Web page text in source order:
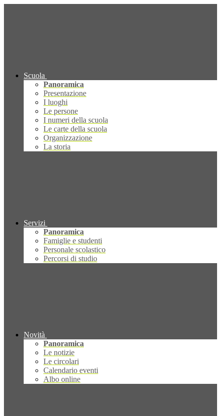
Scuola
Panoramica
Presentazione
I luoghi
Le persone
I numeri della scuola
Le carte della scuola
Organizzazione
La storia
Servizi
Panoramica
Famiglie e studenti
Personale scolastico
Percorsi di studio
Novità
Panoramica
Le notizie
Le circolari
Calendario eventi
Albo online